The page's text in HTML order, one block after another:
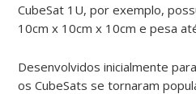
CubeSat 1U, por exemplo,
10cm x 10cm x 10cm e pesa
Desenvolvidos inicialmente
os CubeSats se tornaram